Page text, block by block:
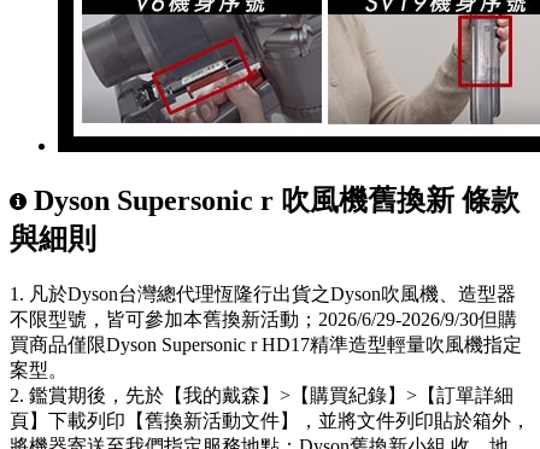
Dyson Supersonic r 吹風機舊換新 條款
與細則
1. 凡於Dyson台灣總代理恆隆行出貨之Dyson吹風機、造型器
不限型號，皆可參加本舊換新活動；2026/6/29-2026/9/30但購
買商品僅限Dyson Supersonic r HD17精準造型輕量吹風機指定
案型。
2. 鑑賞期後，先於【我的戴森】>【購買紀錄】>【訂單詳細
頁】下載列印【舊換新活動文件】，並將文件列印貼於箱外，